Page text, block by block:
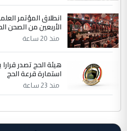
انطلاق المؤتمر
الأربعين من الصحن
منذ 20 ساعة
هيئة الحج تصدر
استمارة قرعة الحج
منذ 23 ساعة